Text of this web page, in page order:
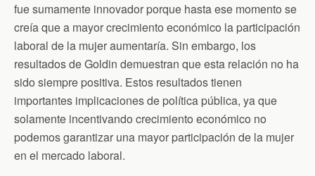
fue sumamente innovador porque hasta ese momento se
creía que a mayor crecimiento económico la participación
laboral de la mujer aumentaría. Sin embargo, los
resultados de Goldin demuestran que esta relación no ha
sido siempre positiva. Estos resultados tienen
importantes implicaciones de política pública, ya que
solamente incentivando crecimiento económico no
podemos garantizar una mayor participación de la mujer
en el mercado laboral.